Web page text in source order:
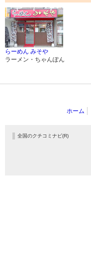
らーめん みそや
ラーメン・ちゃんぽん
ホーム
全国のクチコミナビ(R)